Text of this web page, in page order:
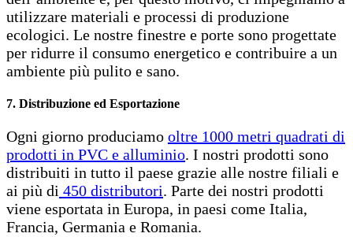
utilizzare materiali e processi di produzione
ecologici. Le nostre finestre e porte sono progettate
per ridurre il consumo energetico e contribuire a un
ambiente più pulito e sano.
7. Distribuzione ed Esportazione
Ogni giorno produciamo oltre 1000 metri quadrati di
prodotti in PVC e alluminio. I nostri prodotti sono
distribuiti in tutto il paese grazie alle nostre filiali e
ai più di 450 distributori. Parte dei nostri prodotti
viene esportata in Europa, in paesi come Italia,
Francia, Germania e Romania.